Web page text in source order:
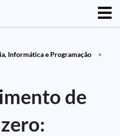
Informática e Programação
>
de